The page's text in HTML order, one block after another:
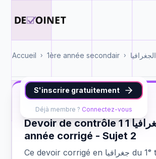
Accueil › 1ère année secondair › الجغرافيا
S'inscrire gratuitement
Déjà membre ? Connectez-vous
جغرافيا 1ère année contrôle 1
Devoir de contrôle 1 الجغرافيا 1ère
année corrigé - Sujet 2
Ce devoir corrigé en جغرافيا du 1ᵉ trimestre